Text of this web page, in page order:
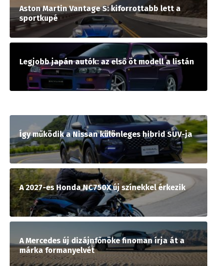
Aston Martin Vantage S: kiforrottabb lett a
sportkupé
Legjobb japán autók: az első öt modell a listán
Így működik a Nissan különleges hibrid SUV-ja
A 2027-es Honda NC750X új színekkel érkezik
A Mercedes új dizájnfőnöke finoman írja át a
márka formanyelvét